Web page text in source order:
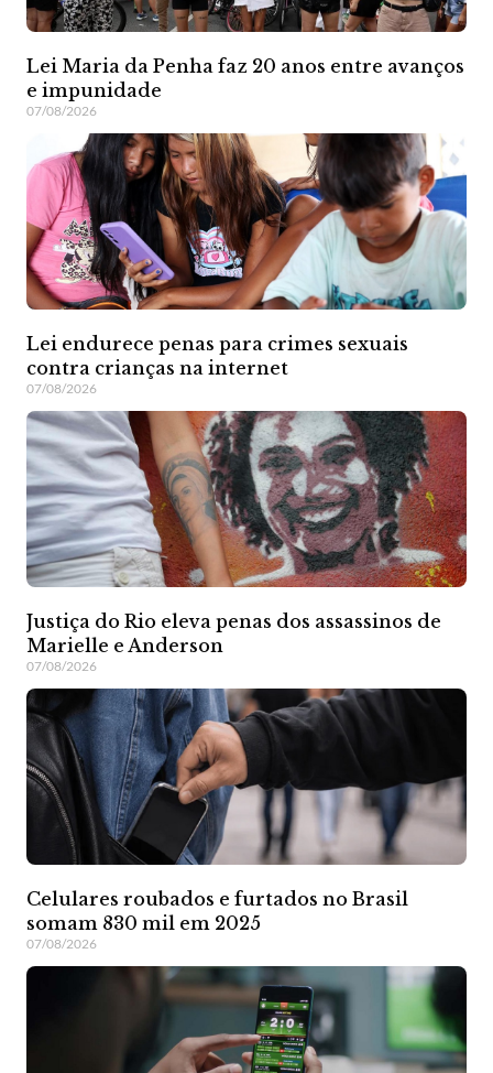
Lei Maria da Penha faz 20 anos entre avanços
e impunidade
07/08/2026
Lei endurece penas para crimes sexuais
contra crianças na internet
07/08/2026
Justiça do Rio eleva penas dos assassinos de
Marielle e Anderson
07/08/2026
Celulares roubados e furtados no Brasil
somam 830 mil em 2025
07/08/2026